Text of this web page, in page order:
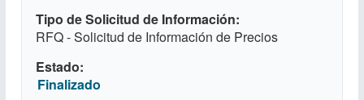
Tipo de Solicitud de Información
RFQ - Solicitud de Información de Precios
Estado
Finalizado